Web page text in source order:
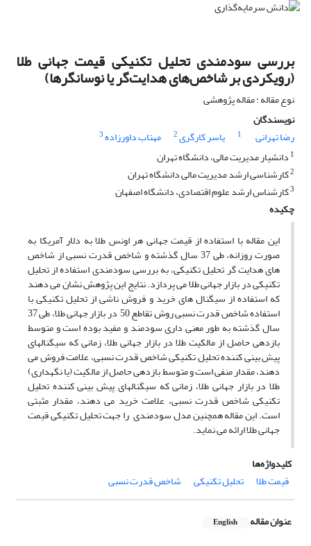
بررسی سودمندی تحلیل تکنیکی قیمت جهانی طلا
(رویکردی بر شاخص‌های هدایت‌گر یا نوسانگرها)
نوع مقاله : مقاله پژوهشی
نویسندگان
رضا تهرانی
1 یاسر کارگری2 مهتاب داورزاده3
1 دانشیار مدیریت مالی، دانشگاه تهران
2کارشناسی ارشد مدیریت مالی دانشگاه تهران
3کارشناس ارشد علوم اقتصادی، دانشگاه اصفهان
چکیده
این مقاله با استفاده از قیمت جهانی هر اونس طلا به دلار آمریکا به
صورت روزانه، طی 37 سال گذشته و شاخص قدرت نسبی از شاخص
های هدایت گر تحلیل تکنیکی، به بررسی سودمندی استفاده از تحلیل
تکنیکی در بازار جهانی طلا می پردازد. نتایج این پژوهش نشان می دهند
که استفاده از سیگنال های خرید و فروش ناشی از تحلیل تکنیکی با
استفاده شاخص قدرت نسبی روش تقاطع 50 در بازار جهانی طلا، طی 37
سال گذشته به طور معنی داری سودمند و مفید بوده است و متوسط
بازدهی حاصل از مالکیت طلا در بازار جهانی طلا، زمانی که سیگنالهای
پیش بینی کننده تحلیل تکنیکی شاخص قدرت نسبی، علامت فروش می
دهند، مقدار منفی است و متوسط بازدهی حاصل از مالکیت (یا نگهداری)
طلا در بازار جهانی طلا، زمانی که سیگنالهای پیش بینی کننده تحلیل
تکنیکی شاخص قدرت نسبی، علامت خرید می دهند، مقدار مثبتی
است. این مقاله همچنین مدل سودمندی را جهت تحلیل تکنیکی قیمت
جهانی طلا ارائه می نماید.
کلیدواژه‌ها
قیمت طلا
تحلیل تکنیکی شاخص قدرت نسبی
عنوان مقاله English